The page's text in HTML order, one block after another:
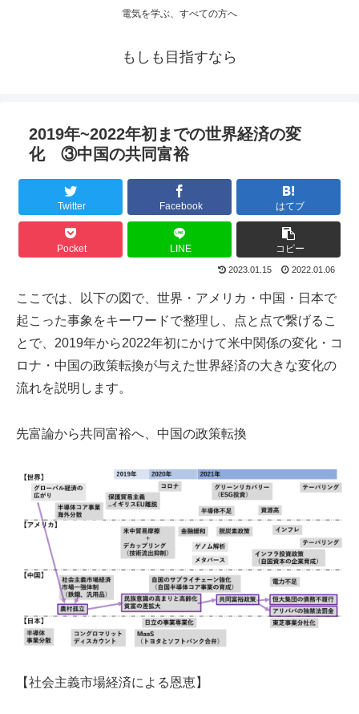
電気を学ぶ、すべての方へ
もしも目指すなら
2019年~2022年初までの世界経済の変
化 ③中国の共同富裕
Twitter Facebook はてブ
Pocket LINE コピー
2023.01.15 2022.01.06
ここでは、以下の図で、世界・アメリカ・中国・日本で
起こった事象をキーワードで整理し、点と点で繋げるこ
とで、2019年から2022年初にかけて米中関係の変化・コ
ロナ・中国の政策転換が与えた世界経済の大きな変化の
流れを説明します。
先富論から共同富裕へ、中国の政策転換
【社会主義市場経済による恩恵】